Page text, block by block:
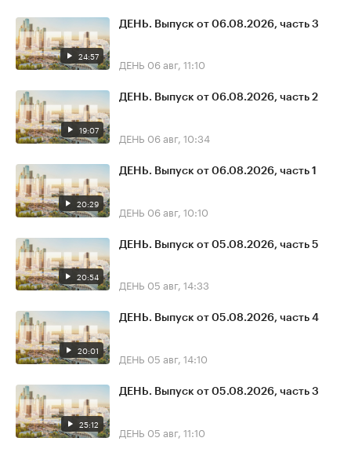
24:57
ДЕНЬ. Выпуск от 06.08.2026, часть 3
ДЕНЬ 06 авг, 11:10
19:07
ДЕНЬ. Выпуск от 06.08.2026, часть 2
ДЕНЬ 06 авг, 10:34
20:29
ДЕНЬ. Выпуск от 06.08.2026, часть 1
ДЕНЬ 06 авг, 10:10
20:54
ДЕНЬ. Выпуск от 05.08.2026, часть 5
ДЕНЬ 05 авг, 14:33
20:01
ДЕНЬ. Выпуск от 05.08.2026, часть 4
ДЕНЬ 05 авг, 14:10
25:12
ДЕНЬ. Выпуск от 05.08.2026, часть 3
ДЕНЬ 05 авг, 11:10